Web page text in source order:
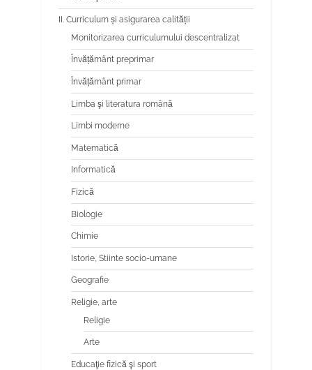
II. Curriculum și asigurarea calității
Monitorizarea curriculumului descentralizat
Învățământ preprimar
Învățământ primar
Limba şi literatura română
Limbi moderne
Matematică
Informatică
Fizică
Biologie
Chimie
Istorie, Stiinte socio-umane
Geografie
Religie, arte
Religie
Arte
Educaţie fizică şi sport